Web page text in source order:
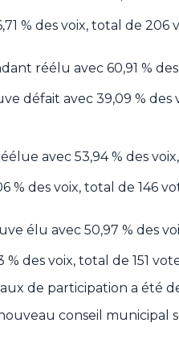
% des voix, total de 206
réélu avec 60,91 %
défait avec 39,09 % des
avec 53,94 % des voix,
% des voix, total de 146
élu avec 50,97 % des
des voix, total de 151
de participation a été
conseil municipal